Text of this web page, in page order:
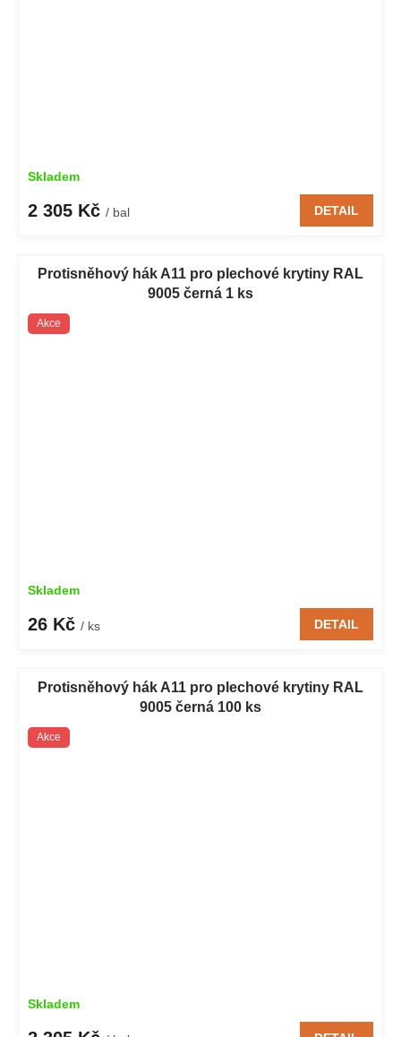
Skladem
2 305 Kč / bal DETAIL
Protisněhový hák A11 pro plechové krytiny RAL
9005 černá 1 ks
Akce
Skladem
26 Kč / ks DETAIL
Protisněhový hák A11 pro plechové krytiny RAL
9005 černá 100 ks
Akce
Skladem